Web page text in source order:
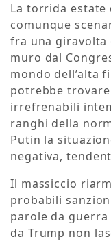
La torrida estate
comunque
fra una giravolta
muro dal
mondo dell’alta
potrebbe trovare
irrefrenabili
ranghi della
Putin la
negativa,
Il massiccio
probabili
parole da
da Trump non